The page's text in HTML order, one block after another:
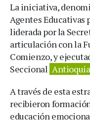
La iniciativa,
Agentes Educativas
liderada por la
articulación con la
Comienzo, y
Seccional Antioquia
A través de esta
recibieron
educación